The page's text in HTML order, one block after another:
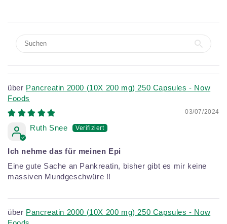
Pancreatin 2000 (10X 200 mg) 250 Capsules - Now
Foods
03/07/2024
Ruth Snee
Ich nehme das für meinen Epi
Eine gute Sache an Pankreatin, bisher gibt es mir keine
massiven Mundgeschwüre !!
Pancreatin 2000 (10X 200 mg) 250 Capsules - Now